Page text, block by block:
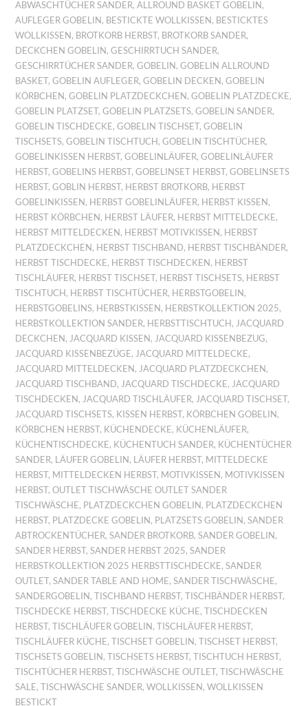
ABWASCHTÜCHER SANDER,ALLROUND BASKET GOBELIN ,
AUFLEGER GOBELIN , BESTICKTE WOLLKISSEN , BESTICKTES
WOLLKISSEN , BROTKORB HERBST, BROTKORB SANDER,
DECKCHEN GOBELIN ,GESCHIRRTUCH SANDER,
GESCHIRRTÜCHER SANDER,GOBELIN ,GOBELIN ALLROUND
BASKET,GOBELIN AUFLEGER,GOBELIN DECKEN ,GOBELIN
KÖRBCHEN ,GOBELIN PLATZDECKCHEN ,GOBELIN PLATZDECKE,
GOBELIN PLATZSET,GOBELIN PLATZSETS,GOBELIN SANDER,
GOBELIN TISCHDECKE,GOBELIN TISCHSET,GOBELIN
TISCHSETS,GOBELIN TISCHTUCH ,GOBELIN TISCHTÜCHER,
GOBELINKISSEN HERBST,GOBELINLÄUFER,GOBELINLÄUFER
HERBST,GOBELINS HERBST,GOBELINSET HERBST,GOBELINSETS
HERBST,GOBLIN HERBST, HERBST BROTKORB, HERBST
GOBELINKISSEN , HERBST GOBELINLÄUFER, HERBST KISSEN ,
HERBST KÖRBCHEN , HERBST LÄUFER, HERBST MITTELDECKE,
HERBST MITTELDECKEN , HERBST MOTIVKISSEN , HERBST
PLATZDECKCHEN , HERBST TISCHBAND, HERBST TISCHBÄNDER,
HERBST TISCHDECKE, HERBST TISCHDECKEN , HERBST
TISCHLÄUFER, HERBST TISCHSET, HERBST TISCHSETS, HERBST
TISCHTUCH , HERBST TISCHTÜCHER, HERBSTGOBELIN ,
HERBSTGOBELINS, HERBSTKISSEN , HERBSTKOLLEKTION 2025,
HERBSTKOLLEKTION SANDER, HERBSTTISCHTUCH ,JACQUARD
DECKCHEN ,JACQUARD KISSEN ,JACQUARD KISSENBEZUG,
JACQUARD KISSENBEZÜGE,JACQUARD MITTELDECKE,
JACQUARD MITTELDECKEN ,JACQUARD PLATZDECKCHEN ,
JACQUARD TISCHBAND,JACQUARD TISCHDECKE,JACQUARD
TISCHDECKEN ,JACQUARD TISCHLÄUFER,JACQUARD TISCHSET,
JACQUARD TISCHSETS, KISSEN HERBST, KÖRBCHEN GOBELIN ,
KÖRBCHEN HERBST, KÜCHENDECKE, KÜCHENLÄUFER,
KÜCHENTISCHDECKE, KÜCHENTUCH SANDER, KÜCHENTÜCHER
SANDER, LÄUFER GOBELIN , LÄUFER HERBST, MITTELDECKE
HERBST, MITTELDECKEN HERBST, MOTIVKISSEN , MOTIVKISSEN
HERBST,OUTLET TISCHWÄSCHE OUTLET SANDER
TISCHWÄSCHE, PLATZDECKCHEN GOBELIN , PLATZDECKCHEN
HERBST, PLATZDECKE GOBELIN , PLATZSETS GOBELIN ,SANDER
ABTROCKENTÜCHER,SANDER BROTKORB,SANDER GOBELIN ,
SANDER HERBST,SANDER HERBST 2025,SANDER
HERBSTKOLLEKTION 2025 HERBSTTISCHDECKE,SANDER
OUTLET,SANDER TABLE AND HOME,SANDER TISCHWÄSCHE,
SANDERGOBELIN ,TISCHBAND HERBST,TISCHBÄNDER HERBST,
TISCHDECKE HERBST,TISCHDECKE KÜCHE,TISCHDECKEN
HERBST,TISCHLÄUFER GOBELIN ,TISCHLÄUFER HERBST,
TISCHLÄUFER KÜCHE,TISCHSET GOBELIN ,TISCHSET HERBST,
TISCHSETS GOBELIN ,TISCHSETS HERBST,TISCHTUCH HERBST,
TISCHTÜCHER HERBST,TISCHWÄSCHE OUTLET,TISCHWÄSCHE
SALE,TISCHWÄSCHE SANDER,WOLLKISSEN ,WOLLKISSEN
BESTICKT